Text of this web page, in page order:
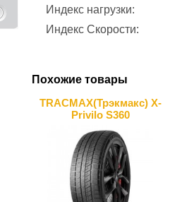
Индекс нагрузки:
Индекс Скорости:
Похожие товары
TRACMAX(Трэкмакс) X-
Privilo S360